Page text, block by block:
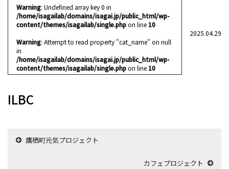
Warning: Undefined array key 0 in
/home/isagailab/domains/isagai.jp/public_html/wp-
content/themes/isagailab/single.phpon line 10
Warning: Attempt to read property "cat_name" on null
in
/home/isagailab/domains/isagai.jp/public_html/wp-
content/themes/isagailab/single.phpon line 10
2025.04.29
ILBC
鷹栖町元気プロジェクト
カフェプロジェクト